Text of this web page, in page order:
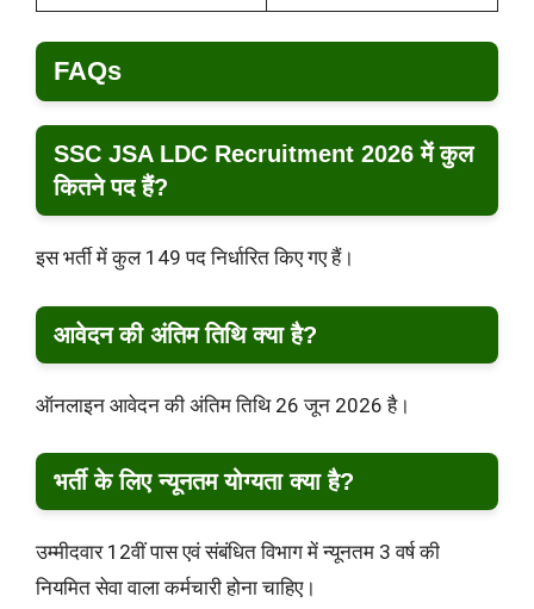
FAQs
SSC JSA LDC Recruitment 2026 में कुल
कितने पद हैं?
इस भर्ती में कुल 149 पद निर्धारित किए गए हैं।
आवेदन की अंतिम तिथि क्या है?
ऑनलाइन आवेदन की अंतिम तिथि 26 जून 2026 है।
भर्ती के लिए न्यूनतम योग्यता क्या है?
उम्मीदवार 12वीं पास एवं संबंधित विभाग में न्यूनतम 3 वर्ष की
नियमित सेवा वाला कर्मचारी होना चाहिए।